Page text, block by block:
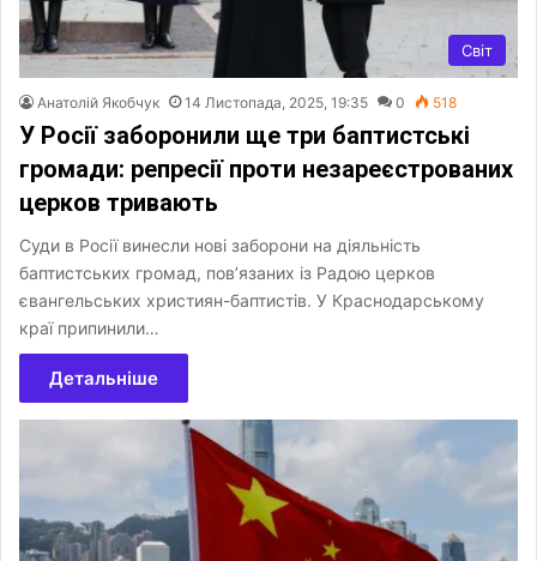
Світ
Анатолій Якобчук 14 Листопада, 2025, 19:35 0 518
У Росії заборонили ще три баптистські
громади: репресії проти незареєстрованих
церков тривають
Суди в Росії винесли нові заборони на діяльність
баптистських громад, пов’язаних із Радою церков
євангельських християн-баптистів. У Краснодарському
краї припинили…
Детальніше